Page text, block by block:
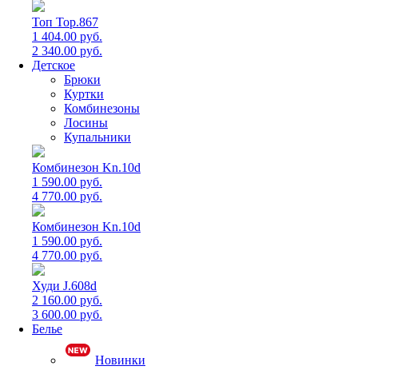
Топ Top.867
1 404.00 руб.
2 340.00 руб.
Детское
Брюки
Куртки
Комбинезоны
Лосины
Купальники
Комбинезон Kn.10d
1 590.00 руб.
4 770.00 руб.
Комбинезон Kn.10d
1 590.00 руб.
4 770.00 руб.
Худи J.608d
2 160.00 руб.
3 600.00 руб.
Белье
Новинки